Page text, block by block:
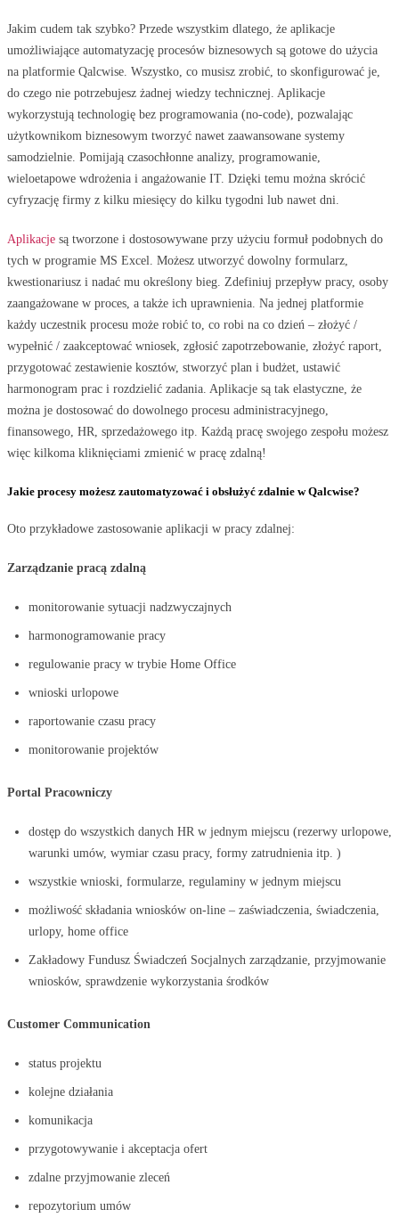
Jakim cudem tak szybko? Przede wszystkim dlatego, że aplikacje
umożliwiające automatyzację procesów biznesowych są gotowe do użycia
na platformie Qalcwise. Wszystko, co musisz zrobić, to skonfigurować je,
do czego nie potrzebujesz żadnej wiedzy technicznej. Aplikacje
wykorzystują technologię bez programowania (no-code), pozwalając
użytkownikom biznesowym tworzyć nawet zaawansowane systemy
samodzielnie. Pomijają czasochłonne analizy, programowanie,
wieloetapowe wdrożenia i angażowanie IT. Dzięki temu można skrócić
cyfryzację firmy z kilku miesięcy do kilku tygodni lub nawet dni.
Aplikacje są tworzone i dostosowywane przy użyciu formuł podobnych do
tych w programie MS Excel. Możesz utworzyć dowolny formularz,
kwestionariusz i nadać mu określony bieg. Zdefiniuj przepływ pracy, osoby
zaangażowane w proces, a także ich uprawnienia. Na jednej platformie
każdy uczestnik procesu może robić to, co robi na co dzień – złożyć /
wypełnić / zaakceptować wniosek, zgłosić zapotrzebowanie, złożyć raport,
przygotować zestawienie kosztów, stworzyć plan i budżet, ustawić
harmonogram prac i rozdzielić zadania. Aplikacje są tak elastyczne, że
można je dostosować do dowolnego procesu administracyjnego,
finansowego, HR, sprzedażowego itp. Każdą pracę swojego zespołu możesz
więc kilkoma kliknięciami zmienić w pracę zdalną!
Jakie procesy możesz zautomatyzować i obsłużyć zdalnie w Qalcwise?
Oto przykładowe zastosowanie aplikacji w pracy zdalnej:
Zarządzanie pracą zdalną
monitorowanie sytuacji nadzwyczajnych
harmonogramowanie pracy
regulowanie pracy w trybie Home Office
wnioski urlopowe
raportowanie czasu pracy
monitorowanie projektów
Portal Pracowniczy
dostęp do wszystkich danych HR w jednym miejscu (rezerwy urlopowe,
warunki umów, wymiar czasu pracy, formy zatrudnienia itp. )
wszystkie wnioski, formularze, regulaminy w jednym miejscu
możliwość składania wniosków on-line – zaświadczenia, świadczenia,
urlopy, home office
Zakładowy Fundusz Świadczeń Socjalnych zarządzanie, przyjmowanie
wniosków, sprawdzenie wykorzystania środków
Customer Communication
status projektu
kolejne działania
komunikacja
przygotowywanie i akceptacja ofert
zdalne przyjmowanie zleceń
repozytorium umów